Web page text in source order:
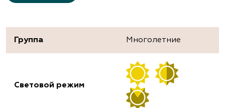
Группа Многолетние
Световой режим